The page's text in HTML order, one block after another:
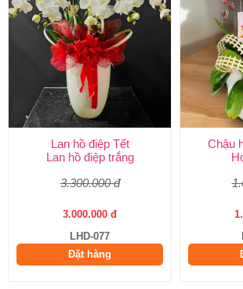
Lan hồ điệp Tết
Lan hồ điệp trắng
3.300.000 đ
3.000.000 đ
LHD-077
Đặt hàng
Chậu